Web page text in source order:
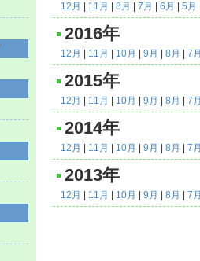
12月 11月 8月 7月 6月 5月
2016年
12月 11月 10月 9月 8月 7
2015年
12月 11月 10月 9月 8月 7
2014年
12月 11月 10月 9月 8月 7
2013年
12月 11月 10月 9月 8月 7